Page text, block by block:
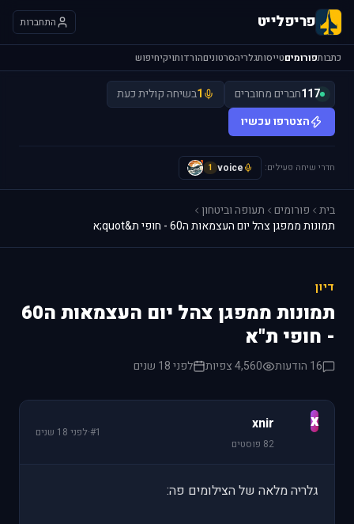
פריפלייט התחברות
כתבותפורומיםטייסותגלריהסרטוניםהורדותויקיחיפוש
117חברים מחוברים 1בשיחה קולית כעת
הצטרפו עכשיו
חדרי שיחה פעילים: voice
1
I
בית פורומים
תעופה וביטחון
תמונות ממפגן צהל יום העצמאות ה60 - חופי ת&quot;א
דיון
תמונות ממפגן צהל יום העצמאות ה60
- חופי ת"א
16 הודעות 4,560 צפיות לפני 18 שנים
x
xnir
82 פוסטים
#1
·לפני 18 שנים
גלריה מלאה של הצילומים פה: